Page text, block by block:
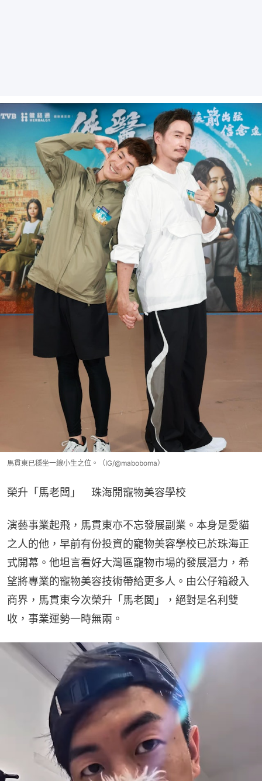
馬貫東已穩坐一線小生之位。（IG/@maboboma）
榮升「馬老闆」　珠海開寵物美容學校
演藝事業起飛，馬貫東亦不忘發展副業。本身是愛貓
之人的他，早前有份投資的寵物美容學校已於珠海正
式開幕。他坦言看好大灣區寵物市場的發展潛力，希
望將專業的寵物美容技術帶給更多人。由公仔箱殺入
商界，馬貫東今次榮升「馬老闆」，絕對是名利雙
收，事業運勢一時無兩。